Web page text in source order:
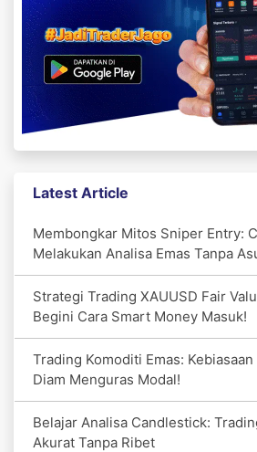
Latest Article
Membongkar Mitos Sniper Entry:
Melakukan Analisa Emas Tanpa
Strategi Trading XAUUSD Fair
Begini Cara Smart Money Masuk!
Trading Komoditi Emas:
Diam Menguras Modal!
Belajar Analisa Candlestick:
Akurat Tanpa Ribet